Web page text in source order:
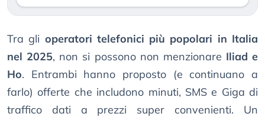
Tra gli operatori telefonici più popolari in Italia
nel 2025, non si possono non menzionare Iliad e
Ho. Entrambi hanno proposto (e continuano a
farlo) offerte che includono minuti, SMS e Giga di
traffico dati a prezzi super convenienti. Un